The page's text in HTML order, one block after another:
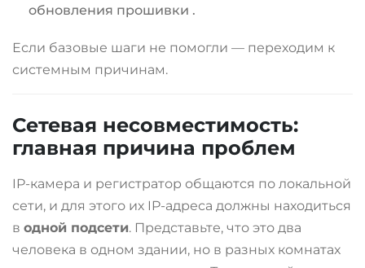
обновления прошивки .
Если базовые шаги не помогли — переходим к
системным причинам.
Сетевая несовместимость:
главная причина проблем
IP-камера и регистратор общаются по локальной
сети, и для этого их IP-адреса должны находиться
в одной подсети. Представьте, что это два
человека в одном здании, но в разных комнатах